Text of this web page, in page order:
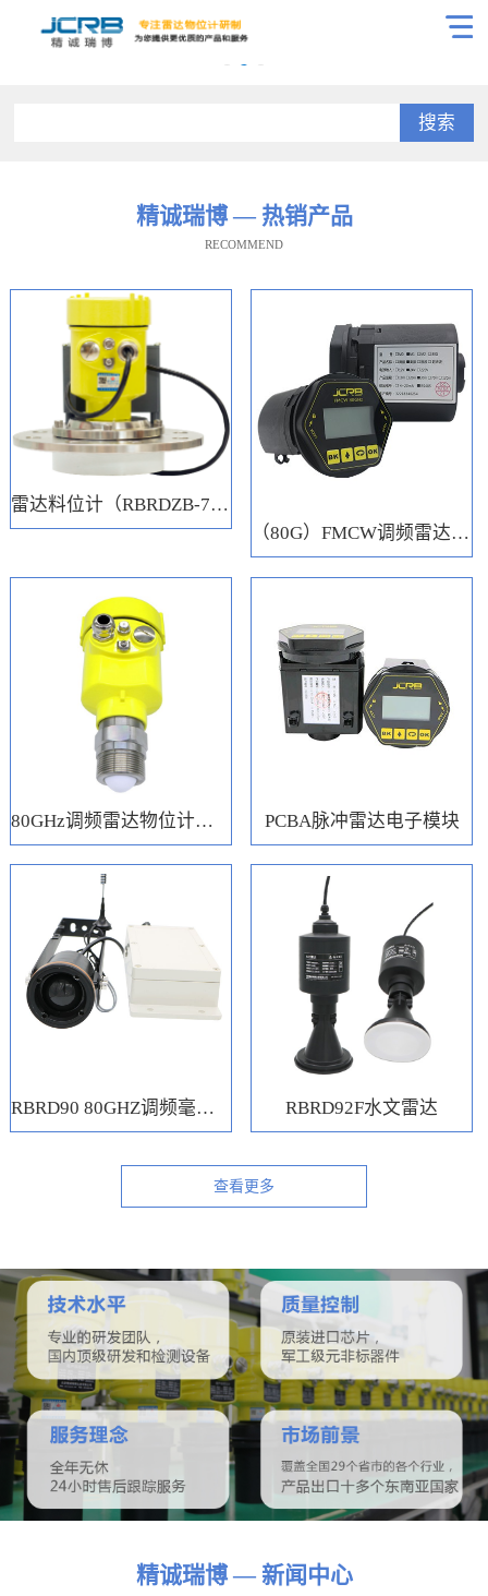
搜索
精诚瑞博 — 热销产品
RECOMMEND
雷达料位计（RBRDZB-71-6-C）
（80G）FMCW调频雷达电子模块
80GHz调频雷达物位计（RBRD71） PCBA脉冲雷达电子模块
RBRD90 80GHZ调频毫米波水位计 RBRD92F水文雷达
查看更多
精诚瑞博 — 新闻中心